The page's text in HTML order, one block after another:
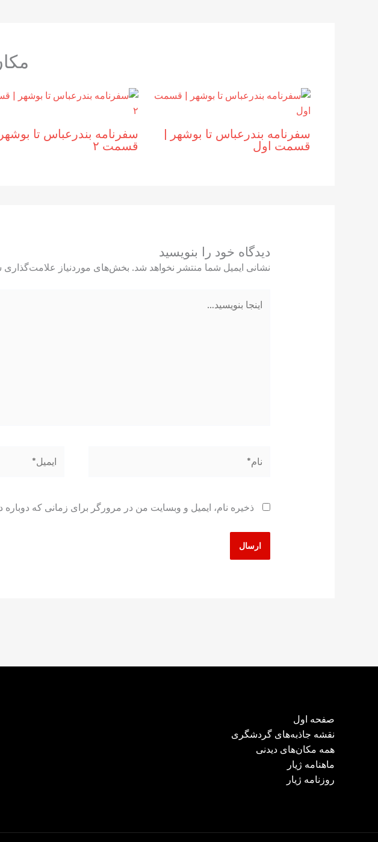
سفرنامه بندرعباس تا بوشهر |‌
قسمت اول
سفرنامه بندرعباس تا
قسمت ۲
دیدگاه‌ خود را بنویسید
نشانی ایمیل شما منتشر نخواهد شد. بخش‌های موردنیاز علامت‌گذاری
بنویسید…
ذخیره نام، ایمیل و وبسایت من در مرورگر برای زمانی که
صفحه اول
نقشه جاذبه‌های گردشگری
همه مکان‌های دیدنی
ماهنامه ژیار
روزنامه ژیار